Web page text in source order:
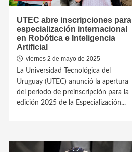
UTEC abre inscripciones para
especialización internacional
en Robótica e Inteligencia
Artificial
viernes 2 de mayo de 2025
La Universidad Tecnológica del
Uruguay (UTEC) anunció la apertura
del período de preinscripción para la
edición 2025 de la Especialización...